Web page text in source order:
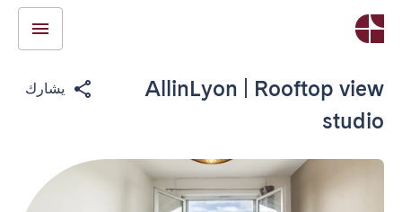
AllinLyon | Rooftop view
studio
يشارك